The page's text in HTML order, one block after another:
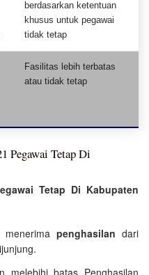
berdasarkan ketentuan
khusus untuk pegawai
tidak tetap
Fasilitas lebih terbatas
atau tidak tetap
Pegawai Tetap Di
Tetap Di Kabupaten
penghasilan dari
melebihi batas Penghasilan